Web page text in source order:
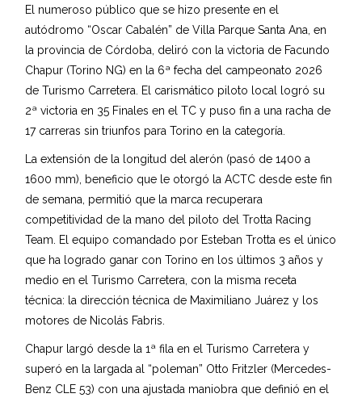
El numeroso público que se hizo presente en el
autódromo “Oscar Cabalén” de Villa Parque Santa Ana, en
la provincia de Córdoba, deliró con la victoria de Facundo
Chapur (Torino NG) en la 6ª fecha del campeonato 2026
de Turismo Carretera. El carismático piloto local logró su
2ª victoria en 35 Finales en el TC y puso fin a una racha de
17 carreras sin triunfos para Torino en la categoría.
La extensión de la longitud del alerón (pasó de 1400 a
1600 mm), beneficio que le otorgó la ACTC desde este fin
de semana, permitió que la marca recuperara
competitividad de la mano del piloto del Trotta Racing
Team. El equipo comandado por Esteban Trotta es el único
que ha logrado ganar con Torino en los últimos 3 años y
medio en el Turismo Carretera, con la misma receta
técnica: la dirección técnica de Maximiliano Juárez y los
motores de Nicolás Fabris.
Chapur largó desde la 1ª fila en el Turismo Carretera y
superó en la largada al “poleman” Otto Fritzler (Mercedes-
Benz CLE 53) con una ajustada maniobra que definió en el